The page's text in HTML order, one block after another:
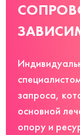
запроса,
основной
опору и